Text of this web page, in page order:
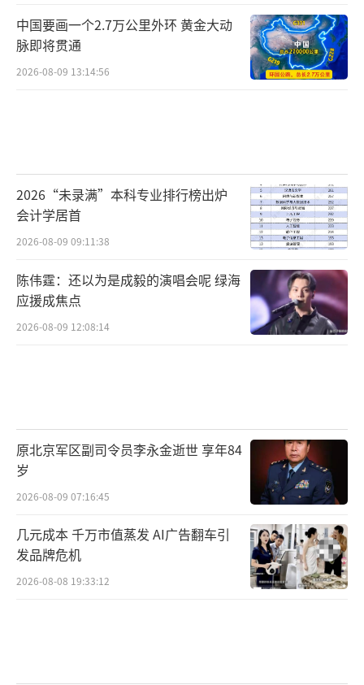
中国要画一个2.7万公里外环 黄金大动
脉即将贯通
2026-08-09 13:14:56
2026“未录满”本科专业排行榜出炉
会计学居首
2026-08-09 09:11:38
陈伟霆：还以为是成毅的演唱会呢 绿海
应援成焦点
2026-08-09 12:08:14
原北京军区副司令员李永金逝世 享年84
岁
2026-08-09 07:16:45
几元成本 千万市值蒸发 AI广告翻车引
发品牌危机
2026-08-08 19:33:12